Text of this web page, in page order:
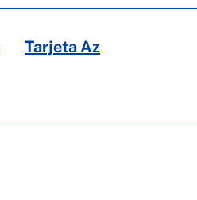
Tarjeta Az